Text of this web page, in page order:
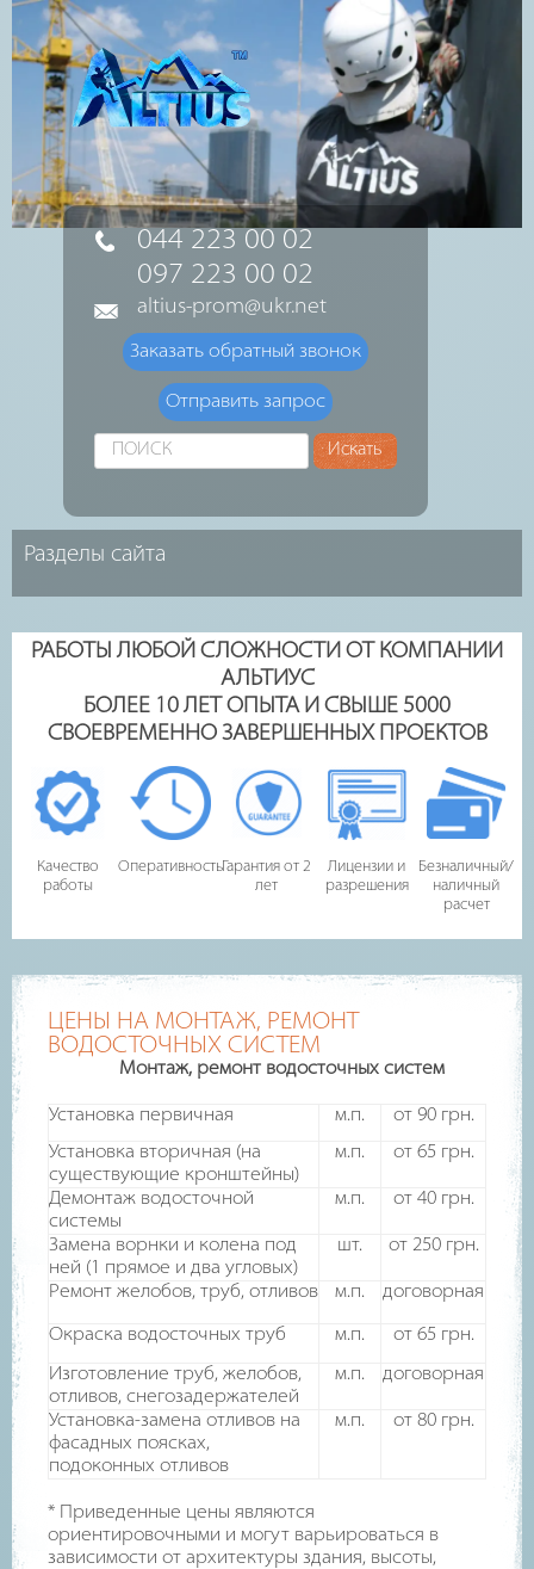
044 223 00 02
097 223 00 02
altius-prom@ukr.net
Заказать обратный звонок
Отправить запрос
Искать... Искать
РАБОТЫ ЛЮБОЙ СЛОЖНОСТИ ОТ КОМПАНИИ
АЛЬТИУС
БОЛЕЕ 10 ЛЕТ ОПЫТА И СВЫШЕ 5000
СВОЕВРЕМЕННО ЗАВЕРШЕННЫХ ПРОЕКТОВ
Качество
работы
ОперативностьГарантия от 2
лет
Лицензии и
разрешения
Безналичный/
наличный
расчет
ЦЕНЫ НА МОНТАЖ, РЕМОНТ
ВОДОСТОЧНЫХ СИСТЕМ
Монтаж, ремонт водосточных систем
Установка первичная м.п.
от 90 грн.
Установка вторичная (на
существующие кронштейны)
м.п. от 65 грн.
Демонтаж водосточной
системы
м.п. от 40 грн.
Замена ворнки и колена под
ней (1 прямое и два угловых)
шт. от 250 грн.
Ремонт желобов, труб, отливов м.п. договорная
Окраска водосточных труб м.п. от 65 грн.
Изготовление труб, желобов,
отливов, снегозадержателей
м.п. договорная
Установка-замена отливов на
фасадных поясках,
подоконных отливов
м.п. от 80 грн.
* Приведенные цены являются
ориентировочными и могут варьироваться в
зависимости от архитектуры здания, высоты,